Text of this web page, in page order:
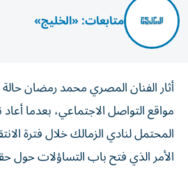
متابعات: «الخليج»
أثار الفنان المصري محمد رمضان
مواقع التواصل الاجتماعي، بعدما
المحتمل لنادي الزمالك خلال فترة
الأمر الذي فتح باب التساؤلات حول